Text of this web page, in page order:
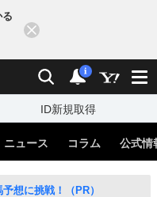
検索 通知
i
ID新規取得
ニュース コラム 公式情
想に挑戦！（PR）